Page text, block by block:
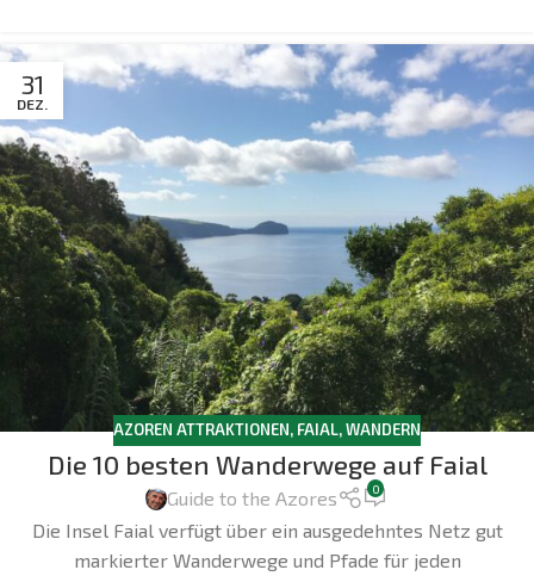
31
DEZ.
AZOREN ATTRAKTIONEN, FAIAL,WANDERN
Die 10 besten Wanderwege auf Faial
Guide to the Azores 0
Die Insel Faial verfügt über ein ausgedehntes Netz gut
markierter Wanderwege und Pfade für jeden